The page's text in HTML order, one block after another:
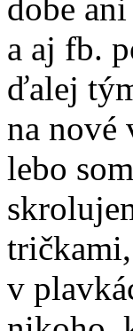
dobe
a aj fb.
ďalej
na nové
lebo
v